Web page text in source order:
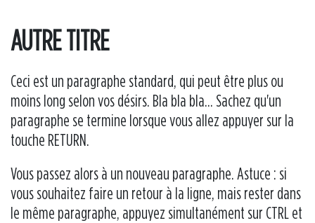
AUTRE TITRE
Ceci est un paragraphe standard, qui peut être plus ou
moins long selon vos désirs. Bla bla bla... Sachez qu'un
paragraphe se termine lorsque vous allez appuyer sur la
touche RETURN.
Vous passez alors à un nouveau paragraphe. Astuce : si
vous souhaitez faire un retour à la ligne, mais rester dans
le même paragraphe, appuyez simultanément sur CTRL et